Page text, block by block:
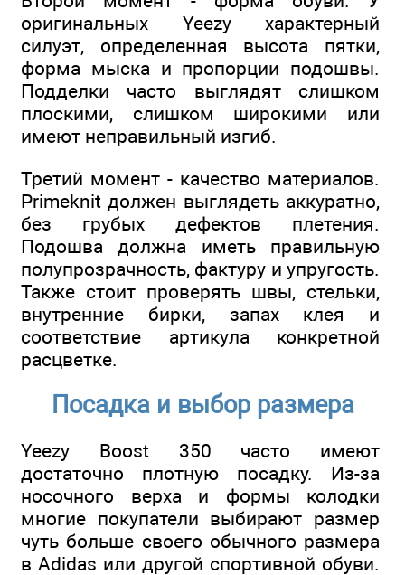
оригинальных Yeezy характерный
силуэт, определенная высота пятки,
форма мыска и пропорции подошвы.
Подделки часто выглядят слишком
плоскими, слишком широкими или
имеют неправильный изгиб.
Третий момент - качество материалов.
Primeknit должен выглядеть аккуратно,
без грубых дефектов плетения.
Подошва должна иметь правильную
полупрозрачность, фактуру и упругость.
Также стоит проверять швы, стельки,
внутренние бирки, запах клея и
соответствие артикула конкретной
расцветке.
Посадка и выбор размера
Yeezy Boost 350 часто имеют
достаточно плотную посадку. Из-за
носочного верха и формы колодки
многие покупатели выбирают размер
чуть больше своего обычного размера
в Adidas или другой спортивной обуви.